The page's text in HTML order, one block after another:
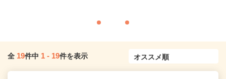
全 19件中 1 - 19件を表示